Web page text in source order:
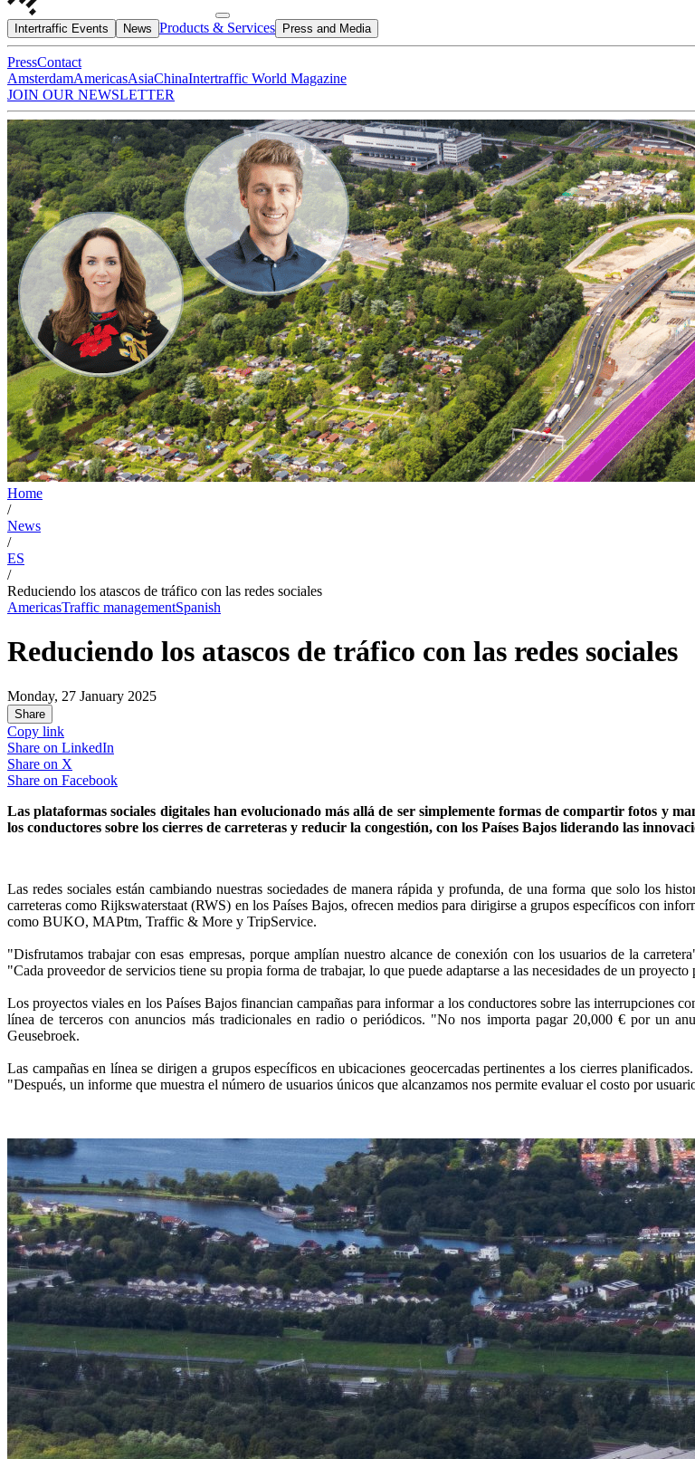
Intertraffic Events News Products & Services Press and Media
PressContact
AmsterdamAmericasAsiaChinaIntertraffic World Magazine
JOIN OUR NEWSLETTER
Home
/
News
/
ES
/
Reduciendo los atascos de tráfico con las redes sociales
AmericasTraffic managementSpanish
Reduciendo los atascos de tráfico con las redes sociales
Monday, 27 January 2025
Share
Copy link
Share on LinkedIn
Share on X
Share on Facebook
Las plataformas sociales digitales han evolucionado más allá de ser simplemente formas de compartir fotos y
los conductores sobre los cierres de carreteras y reducir la congestión, con los Países Bajos liderando las
Las redes sociales están cambiando nuestras sociedades de manera rápida y profunda, de una forma que solo los
carreteras como Rijkswaterstaat (RWS) en los Países Bajos, ofrecen medios para dirigirse a grupos específicos con
como BUKO, MAPtm, Traffic & More y TripService.
"Disfrutamos trabajar con esas empresas, porque amplían nuestro alcance de conexión con los usuarios de la
"Cada proveedor de servicios tiene su propia forma de trabajar, lo que puede adaptarse a las necesidades de un proyecto
Los proyectos viales en los Países Bajos financian campañas para informar a los conductores sobre las interrupciones
línea de terceros con anuncios más tradicionales en radio o periódicos. "No nos importa pagar 20,000 € por un
Geusebroek.
Las campañas en línea se dirigen a grupos específicos en ubicaciones geocercadas pertinentes a los cierres
"Después, un informe que muestra el número de usuarios únicos que alcanzamos nos permite evaluar el costo por